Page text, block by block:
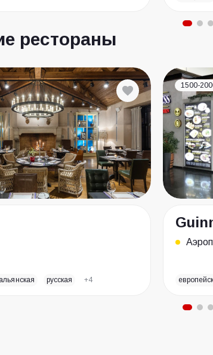
рестораны
русская +4
1500-